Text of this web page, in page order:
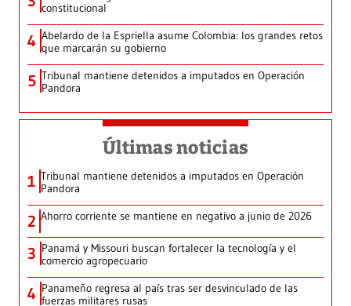
constitucional
4 Abelardo de la Espriella asume Colombia: los grandes retos
que marcarán su gobierno
5 Tribunal mantiene detenidos a imputados en Operación
Pandora
Últimas noticias
1 Tribunal mantiene detenidos a imputados en Operación
Pandora
2 Ahorro corriente se mantiene en negativo a junio de 2026
3 Panamá y Missouri buscan fortalecer la tecnología y el
comercio agropecuario
4 Panameño regresa al país tras ser desvinculado de las
fuerzas militares rusas